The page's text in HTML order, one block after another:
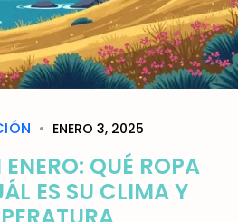
ENERO 3, 2025
QUÉ ROPA
ES SU CLIMA Y